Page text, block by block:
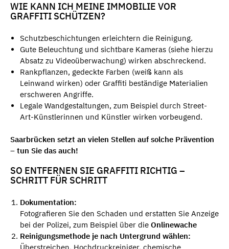
WIE KANN ICH MEINE IMMOBILIE VOR
GRAFFITI SCHÜTZEN?
Schutzbeschichtungen erleichtern die Reinigung.
Gute Beleuchtung und sichtbare Kameras (siehe hierzu
Absatz zu Videoüberwachung) wirken abschreckend.
Rankpflanzen, gedeckte Farben (weiß kann als
Leinwand wirken) oder Graffiti beständige Materialien
erschweren Angriffe.
Legale Wandgestaltungen, zum Beispiel durch Street-
Art-Künstlerinnen und Künstler wirken vorbeugend.
Saarbrücken setzt an vielen Stellen auf solche Prävention
– tun Sie das auch!
SO ENTFERNEN SIE GRAFFITI RICHTIG –
SCHRITT FÜR SCHRITT
Dokumentation:
Fotografieren Sie den Schaden und erstatten Sie Anzeige
bei der Polizei, zum Beispiel über die Onlinewache
Reinigungsmethode je nach Untergrund wählen: